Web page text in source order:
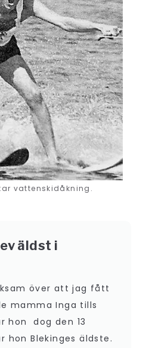
vattenskidåkning.
äldst i
över att jag fått
mamma Inga tills
hon dog den 13
hon Blekinges äldste.